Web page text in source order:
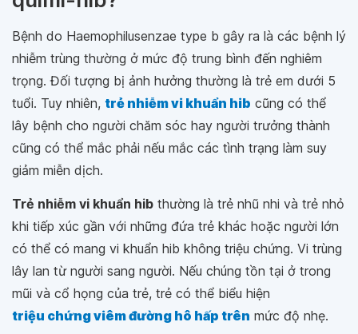
Bệnh do Haemophilusenzae type b gây ra là các bệnh lý
nhiễm trùng thường ở mức độ trung bình đến nghiêm
trọng. Đối tượng bị ảnh hưởng thường là trẻ em dưới 5
tuổi. Tuy nhiên, trẻ nhiễm vi khuẩn hib cũng có thể
lây bệnh cho người chăm sóc hay người trưởng thành
cũng có thể mắc phải nếu mắc các tình trạng làm suy
giảm miễn dịch.
Trẻ nhiễm vi khuẩn hib thường là trẻ nhũ nhi và trẻ nhỏ
khi tiếp xúc gần với những đứa trẻ khác hoặc người lớn
có thể có mang vi khuẩn hib không triệu chứng. Vi trùng
lây lan từ người sang người. Nếu chúng tồn tại ở trong
mũi và cổ họng của trẻ, trẻ có thể biểu hiện
triệu chứng viêm đường hô hấp trên mức độ nhẹ.